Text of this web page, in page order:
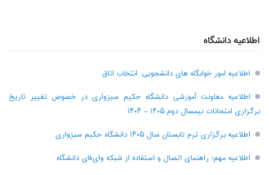
اطلاعیه دانشگاه
اطلاعیه امور خوابگاه های دانشجویی: انتخاب اتاق
اطلاعیه معاونت آموزشی دانشگاه حکیم سبزواری در خصوص تغییر تاریخ
برگزاری امتحانات نیمسال دوم ۱۴۰۵ – ۱۴۰۴
اطلاعیه برگزاری ترم تابستان سال ۱۴۰۵ دانشگاه حکیم سبزواری
اطلاعیه مهم؛ راهنمای اتصال و استفاده از شبکه وای‌فای دانشگاه